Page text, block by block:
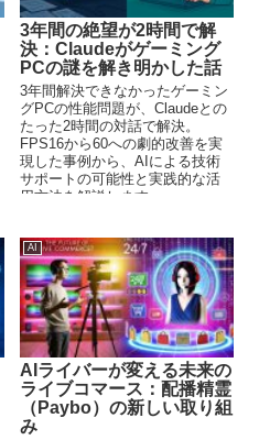
3年間の絶望が2時間で解
決：Claudeがゲーミング
PCの謎を解き明かした話
3年間解決できなかったゲーミン
グPCの性能問題が、Claudeとの
たった2時間の対話で解決。
FPS16から60への劇的改善を実
現した事例から、AIによる技術
サポートの可能性と実践的な活
用方法を解説します。
AI
AIライバーが変える未来の
ライブコマース：配播精霊
（Paybo）の新しい取り組
み